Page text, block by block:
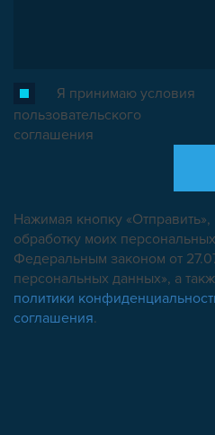
Я принимаю условия
пользовательского
соглашения
Нажимая кнопку
обработку моих
Федеральным законом от
персональных данных», а
политики
соглашения.